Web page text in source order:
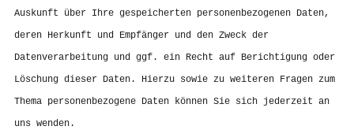
Auskunft über Ihre gespeicherten personenbezogenen Daten,
deren Herkunft und Empfänger und den Zweck der
Datenverarbeitung und ggf. ein Recht auf Berichtigung oder
Löschung dieser Daten. Hierzu sowie zu weiteren Fragen zum
Thema personenbezogene Daten können Sie sich jederzeit an
uns wenden.